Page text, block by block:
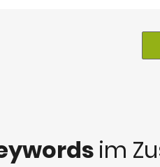
im